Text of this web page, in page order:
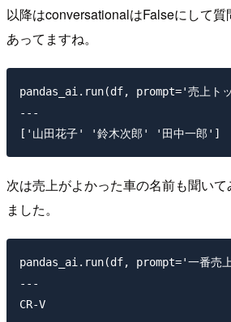
以降はconversationalはFalseにして
あってますね。
pandas_ai.run(df, prompt='売上トッ
---
次は売上がよかった車の名前も聞い
ました。
pandas_ai.run(df, prompt='一番売上
---